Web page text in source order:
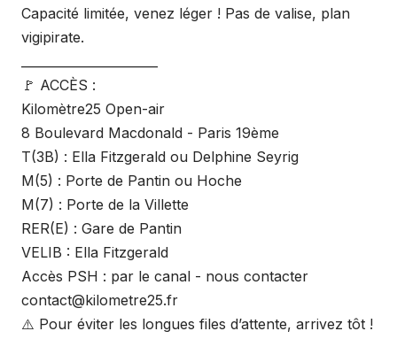
Capacité limitée, venez léger ! Pas de valise, plan
vigipirate.
🚩 ACCÈS :
Kilomètre25 Open-air
8 Boulevard Macdonald - Paris 19ème
T(3B) : Ella Fitzgerald ou Delphine Seyrig
M(5) : Porte de Pantin ou Hoche
M(7) : Porte de la Villette
RER(E) : Gare de Pantin
VELIB : Ella Fitzgerald
Accès PSH : par le canal - nous contacter
contact@kilometre25.fr
⚠️ Pour éviter les longues files d’attente, arrivez tôt !